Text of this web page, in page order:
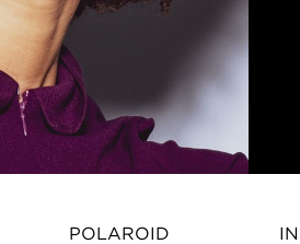
POLAROID